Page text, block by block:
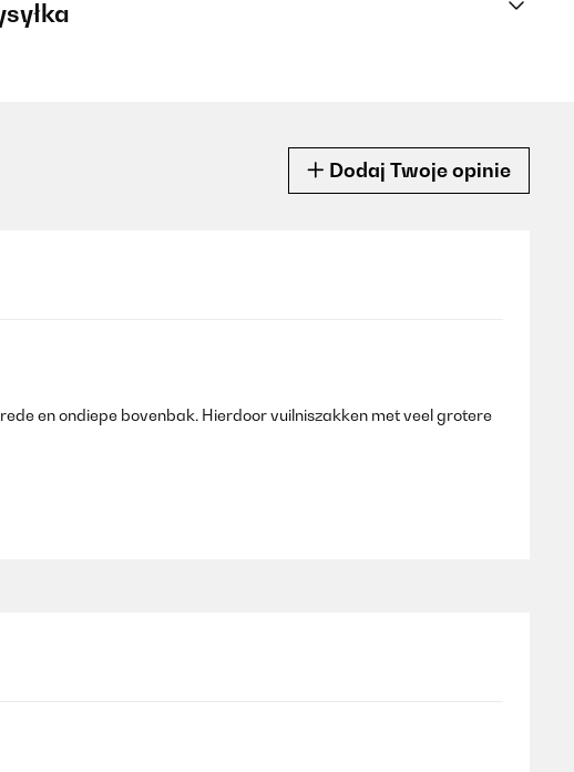
Dodaj Twoje opinie
en ondiepe bovenbak. Hierdoor vuilniszakken met veel grotere